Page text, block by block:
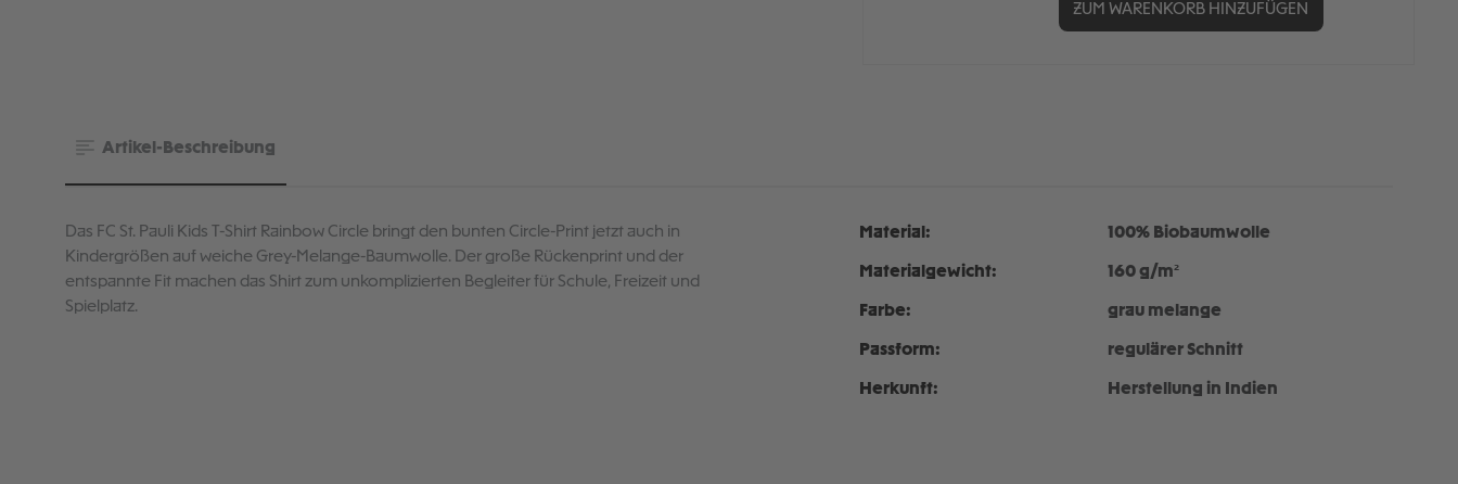
ZUM WARENKORB HINZUFÜGEN
Artikel-Beschreibung
Das FC St. Pauli Kids T-Shirt Rainbow Circle bringt den bunten Circle-Print jetzt auch in
Kindergrößen auf weiche Grey-Melange-Baumwolle. Der große Rückenprint und der
entspannte Fit machen das Shirt zum unkomplizierten Begleiter für Schule, Freizeit und
Spielplatz.
Material: 100% Biobaumwolle
Materialgewicht: 160 g/m²
Farbe: grau melange
Passform: regulärer Schnitt
Herkunft: Herstellung in Indien